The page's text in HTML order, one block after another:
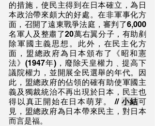
的措施，使民主得到在日本確立，為日
本政治帶來頗大的好處。在非軍事化方
面，召開了遠東戰爭法庭，審判了6,000
名軍人及整肅了20萬右翼分子，有助剷
除軍國主義思想。此外，在民主化方
面，盟總政府為日本頒布了《昭和憲
法》(1947年)，廢除天皇權力﹑提高下
議院權力，並開展全民選舉的年代。因
此，盟總政府的佔領的確有助使軍國主
義及獨裁統治不再出現於日本，民主也
得以真正開始在日本萌芽。 // 小結可
見，盟總政府為日本帶來民主，對日本
而言是福。